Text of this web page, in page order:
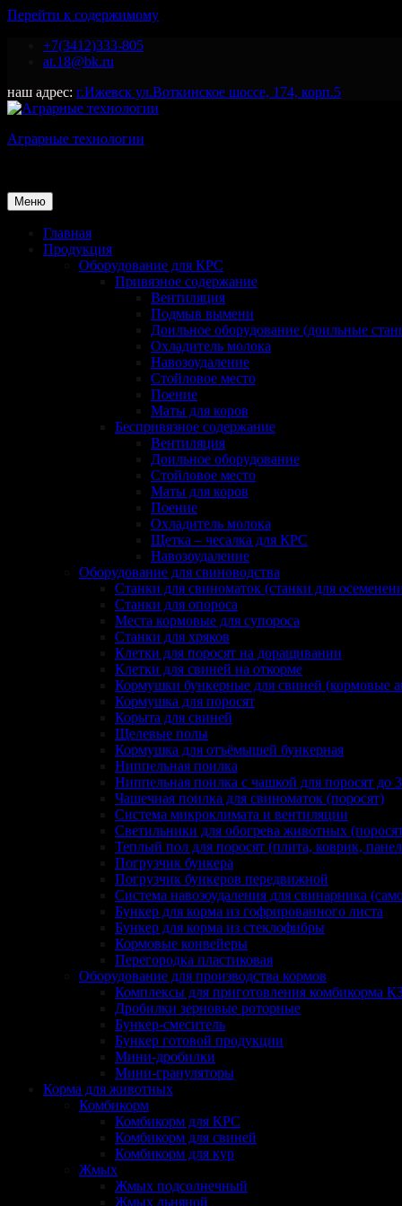
Перейти к содержимому
+7(3412)333-805
at.18@bk.ru
наш адрес: г.Ижевск ул.Воткинское шоссе, 174, корп.5
Аграрные технологии
Меню
Главная
Продукция
Оборудование для КРС
Привязное содержание
Вентиляция
Подмыв вымени
Доильное оборудование (доильные
Охладитель молока
Навозоудаление
Стойловое место
Поение
Маты для коров
Беспривязное содержание
Вентиляция
Доильное оборудование
Стойловое место
Маты для коров
Поение
Охладитель молока
Щетка – чесалка для КРС
Навозоудаление
Оборудование для свиноводства
Станки для свиноматок (станки для
Станки для опороса
Места кормовые для супороса
Станки для хряков
Клетки для поросят на доращивании
Клетки для свиней на откорме
Кормушки бункерные для свиней (кормовые
Кормушка для поросят
Корыта для свиней
Щелевые полы
Кормушка для отъёмышей бункерная
Ниппельная поилка
Ниппельная поилка с чашкой для поросят до
Чашечная поилка для свиноматок (поросят)
Система микроклимата и вентиляции
Светильники для обогрева животных
Теплый пол для поросят (плита, коврик,
Погрузчик бункера
Погрузчик бункеров передвижной
Система навозоудаления для свинарника
Бункер для корма из гофрированного листа
Бункер для корма из стеклофибры
Кормовые конвейеры
Перегородка пластиковая
Оборудование для производства кормов
Комплексы для приготовления комбикорма
Дробилки зерновые роторные
Бункер-смеситель
Бункер готовой продукции
Мини-дробилки
Мини-грануляторы
Корма для животных
Комбикорм
Комбикорм для КРС
Комбикорм для свиней
Комбикорм для кур
Жмых
Жмых подсолнечный
Жмых льняной